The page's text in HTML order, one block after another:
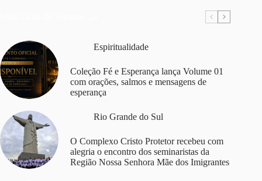
Espiritualidade
Coleção Fé e Esperança lança Volume 01
com orações, salmos e mensagens de
esperança
Rio Grande do Sul
O Complexo Cristo Protetor recebeu com
alegria o encontro dos seminaristas da
Região Nossa Senhora Mãe dos Imigrantes